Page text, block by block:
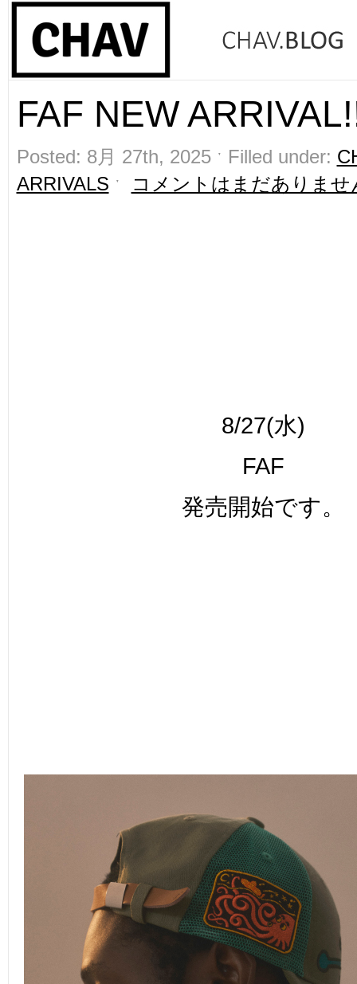
FAF NEW
Posted: 8月 27th, 2025 ˑ Filled under:
ARRIVALS ˑ コメントはまだありませ
8/27(水)
FAF
発売開始です。